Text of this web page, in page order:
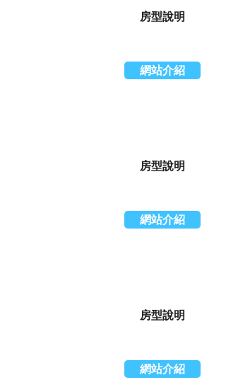
房型說明
網站介紹
房型說明
網站介紹
房型說明
網站介紹